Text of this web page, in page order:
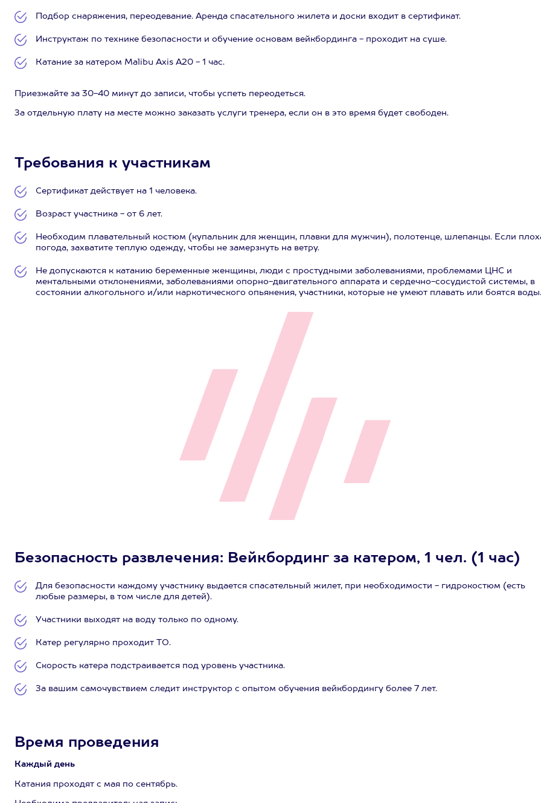
Подбор снаряжения, переодевание. Аренда спасательного жилета и доски входит в сертификат.
Инструктаж по технике безопасности и обучение основам вейкбординга - проходит на суше.
Катание за катером Malibu Axis A20 - 1 час.
Приезжайте за 30-40 минут до записи, чтобы успеть переодеться.
За отдельную плату на месте можно заказать услуги тренера, если он в это время будет свободен.
Требования к участникам
Сертификат действует на 1 человека.
Возраст участника - от 6 лет.
Необходим плавательный костюм (купальник для женщин, плавки для мужчин), полотенце, шлепанцы. Если
погода, захватите теплую одежду, чтобы не замерзнуть на ветру.
Не допускаются к катанию беременные женщины, люди с простудными заболеваниями, проблемами ЦНС и
ментальными отклонениями, заболеваниями опорно-двигательного аппарата и сердечно-сосудистой системы, в
состоянии алкогольного и/или наркотического опьянения, участники, которые не умеют плавать или боятся воды.
Безопасность развлечения: Вейкбординг за катером, 1 чел. (1 час)
Для безопасности каждому участнику выдается спасательный жилет, при необходимости - гидрокостюм (есть
любые размеры, в том числе для детей).
Участники выходят на воду только по одному.
Катер регулярно проходит ТО.
Скорость катера подстраивается под уровень участника.
За вашим самочувствием следит инструктор с опытом обучения вейкбордингу более 7 лет.
Время проведения
Каждый день
Катания проходят с мая по сентябрь.